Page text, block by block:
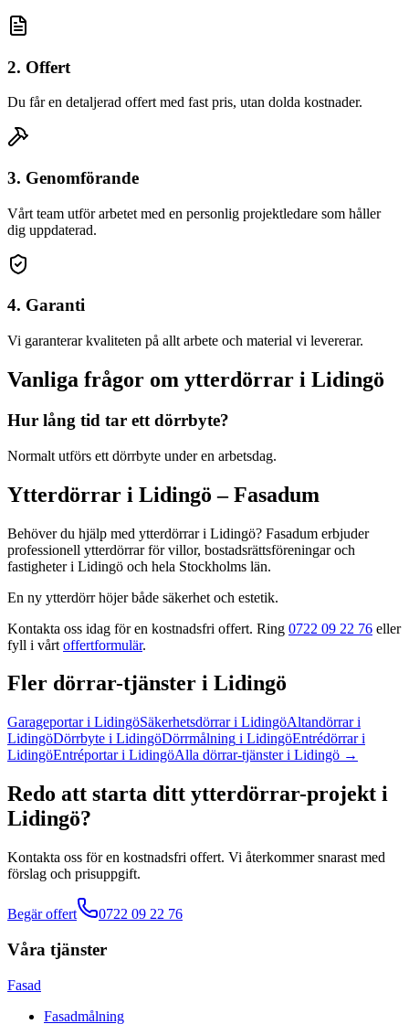
2. Offert
Du får en detaljerad offert med fast pris, utan dolda kostnader.
3. Genomförande
Vårt team utför arbetet med en personlig projektledare som håller
dig uppdaterad.
4. Garanti
Vi garanterar kvaliteten på allt arbete och material vi levererar.
Vanliga frågor om ytterdörrar i Lidingö
Hur lång tid tar ett dörrbyte?
Normalt utförs ett dörrbyte under en arbetsdag.
Ytterdörrar i Lidingö – Fasadum
Behöver du hjälp med ytterdörrar i Lidingö? Fasadum erbjuder
professionell ytterdörrarför villor, bostadsrättsföreningar och
fastigheteri Lidingö och hela Stockholms län.
En ny ytterdörr höjer både säkerhet och estetik.
Kontakta oss idag för en kostnadsfri offert. Ring 0722 09 22 76 eller
fyll i vårt offertformulär.
Fler dörrar-tjänster i Lidingö
Garageportar i LidingöSäkerhetsdörrar i LidingöAltandörrar i
LidingöDörrbyte i LidingöDörrmålning i LidingöEntrédörrar i
LidingöEntréportar i LidingöAlla dörrar-tjänsteri Lidingö →
Redo att starta ditt ytterdörrar-projekt i
Lidingö?
Kontakta oss för en kostnadsfri offert. Vi återkommer snarast med
förslag och prisuppgift.
Begär offert 0722 09 22 76
Våra tjänster
Fasad
Fasadmålning